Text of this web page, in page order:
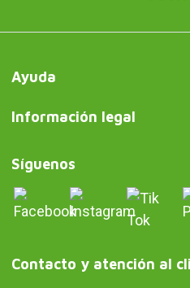
Ayuda
Información legal
Síguenos
Contacto y atención al